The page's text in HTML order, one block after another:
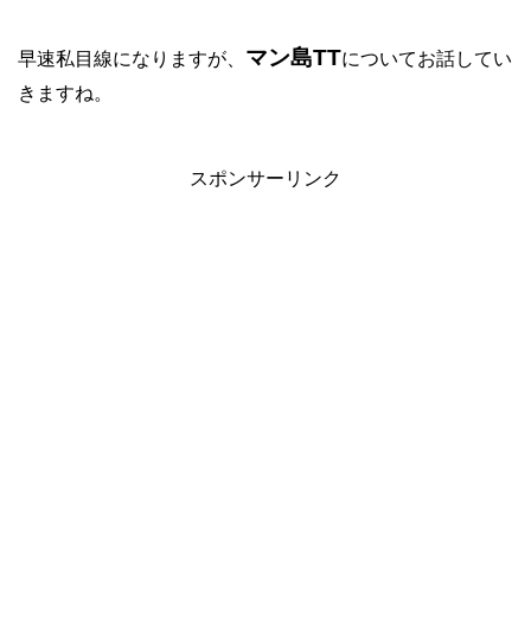
早速私目線になりますが、 マン島TTについてお話してい
きますね。
スポンサーリンク